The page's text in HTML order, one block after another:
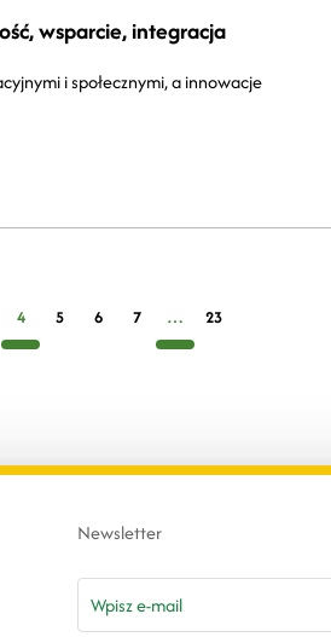
wsparcie, integracja
i społecznymi, a innowacje
4 5 6 7 … 23
Newsletter
email